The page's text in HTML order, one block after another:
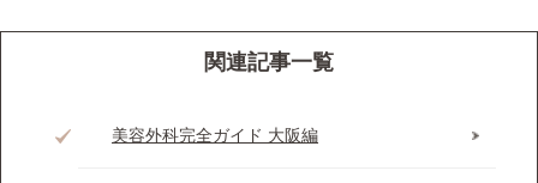
関連記事一覧
美容外科完全ガイド 大阪編